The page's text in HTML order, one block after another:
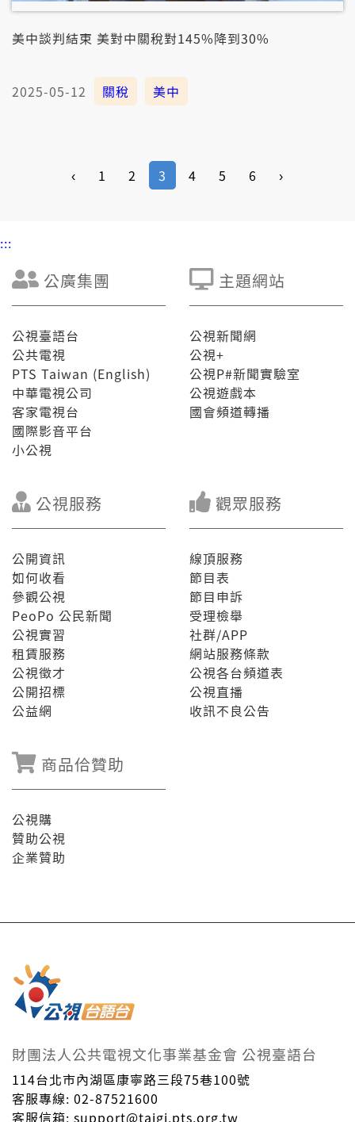
美中談判結束 美對中關稅對145%降到30%
2025-05-12 關稅 美中
‹ 1 2 3 4 5 6 ›
:::
公廣集團
公視臺語台
公共電視
PTS Taiwan (English)
中華電視公司
客家電視台
國際影音平台
小公視
主題網站
公視新聞網
公視+
公視P#新聞實驗室
公視遊戲本
國會頻道轉播
公視服務
公開資訊
如何收看
參觀公視
PeoPo 公民新聞
公視實習
租賃服務
公視徵才
公開招標
公益網
觀眾服務
線頂服務
節目表
節目申訴
受理檢舉
社群/APP
網站服務條款
公視各台頻道表
公視直播
收訊不良公告
商品佮贊助
公視購
贊助公視
企業贊助
財團法人公共電視文化事業基金會 公視臺語台
114台北市內湖區康寧路三段75巷100號
客服專線: 02-87521600
客服信箱: support@taigi.pts.org.tw